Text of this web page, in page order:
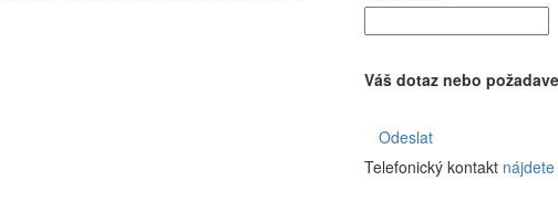
Váš dotaz nebo
Odeslat
Telefonický kontakt